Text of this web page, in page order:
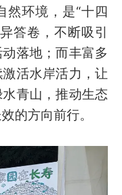
然环境，是“十四
答卷，不断吸引
落地；而丰富多
活水岸活力，让
青山，推动生态
的方向前行。